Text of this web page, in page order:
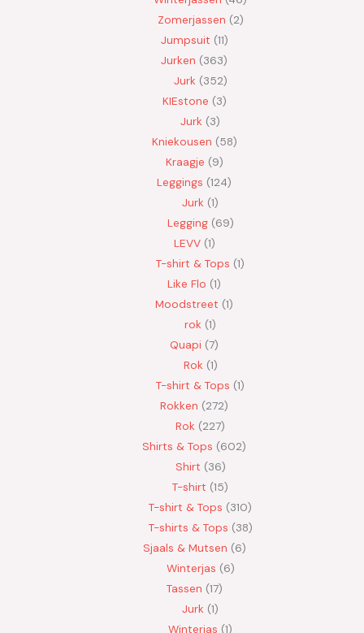
Zomerjassen 2
Jumpsuit 11
Jurken 363
Jurk 352
KIEstone 3
Jurk 3
Kniekousen 58
Kraagje 9
Leggings 124
Jurk 1
Legging 69
LEVV 1
T-shirt & Tops 1
Like Flo 1
Moodstreet 1
rok 1
Quapi 7
Rok 1
T-shirt & Tops 1
Rokken 272
Rok 227
Shirts & Tops 602
Shirt 36
T-shirt 15
T-shirt & Tops 310
T-shirts & Tops 38
Sjaals & Mutsen 6
Winterjas 6
Tassen 17
Jurk 1
Winterjas 1